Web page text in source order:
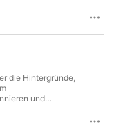
die Hintergründe,
und